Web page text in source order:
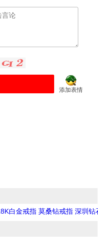
添加表情
白金戒指 莫桑钻戒指 深圳钻